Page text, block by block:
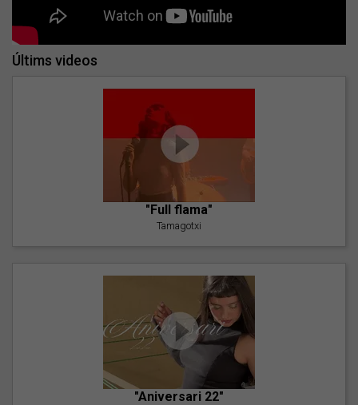
Últims videos
"Full flama"
Tamagotxi
"Aniversari 22"